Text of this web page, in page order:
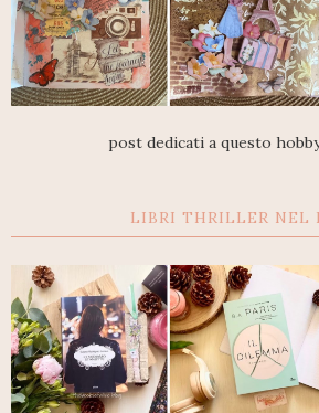
post dedicati a questo
LIBRI THRILLER NEL